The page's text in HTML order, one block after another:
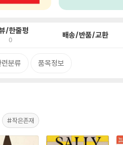
/한줄평
0 배송/반품/교환
련분류 품목정보
#작은존재